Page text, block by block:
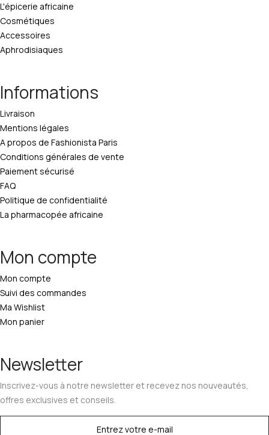
L'épicerie africaine
Cosmétiques
Accessoires
Aphrodisiaques
Informations
Livraison
Mentions légales
A propos de Fashionista Paris
Conditions générales de vente
Paiement sécurisé
FAQ
Politique de confidentialité
La pharmacopée africaine
Mon compte
Mon compte
Suivi des commandes
Ma Wishlist
Mon panier
Newsletter
Inscrivez-vous à notre newsletter et recevez nos nouveautés,
offres exclusives et conseils.